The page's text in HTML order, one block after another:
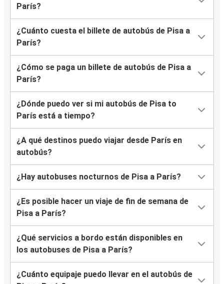
París?
¿Cuánto cuesta el billete de autobús de Pisa a
París?
¿Cómo se paga un billete de autobús de Pisa a
París?
¿Dónde puedo ver si mi autobús de Pisa to
París está a tiempo?
¿A qué destinos puedo viajar desde París en
autobús?
¿Hay autobuses nocturnos de Pisa a París?
¿Es posible hacer un viaje de fin de semana de
Pisa a París?
¿Qué servicios a bordo están disponibles en
los autobuses de Pisa a París?
¿Cuánto equipaje puedo llevar en el autobús de